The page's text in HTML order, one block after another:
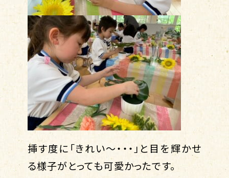
挿す度に「きれい～・・・」と目を輝かせ
る様子がとっても可愛かったです。